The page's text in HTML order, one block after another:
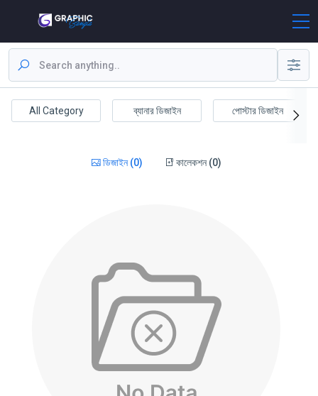
All Category ব্যানার ডিজাইন পোস্টার ডিজাইন
ডিজাইন (0) কালেকশন (0)